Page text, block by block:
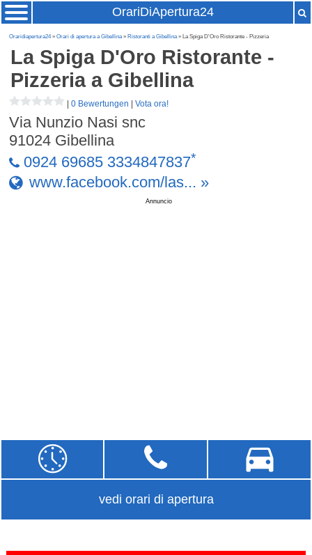
OrariDiApertura24
Oraridiapertura24»Orari di apertura a Gibellina» Ristoranti a Gibellina» La Spiga D'Oro Ristorante - Pizzeria
La Spiga D'Oro Ristorante -
Pizzeriaa Gibellina
|0 Bewertungen |Vota ora!
Via Nunzio Nasi snc
91024 Gibellina
0924 69685 3334847837*
www.facebook.com/las... »
Annuncio
vedi orari di apertura